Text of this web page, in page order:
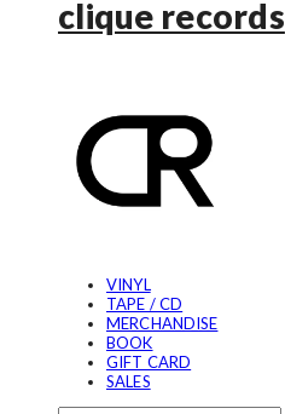
clique records
VINYL
TAPE / CD
MERCHANDISE
BOOK
GIFT CARD
SALES